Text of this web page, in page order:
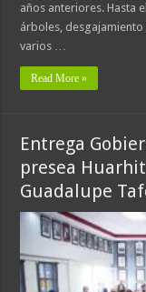
años anteriores. Hasta
árboles,
varios …
Read More »
Entrega
presea
Guadalupe